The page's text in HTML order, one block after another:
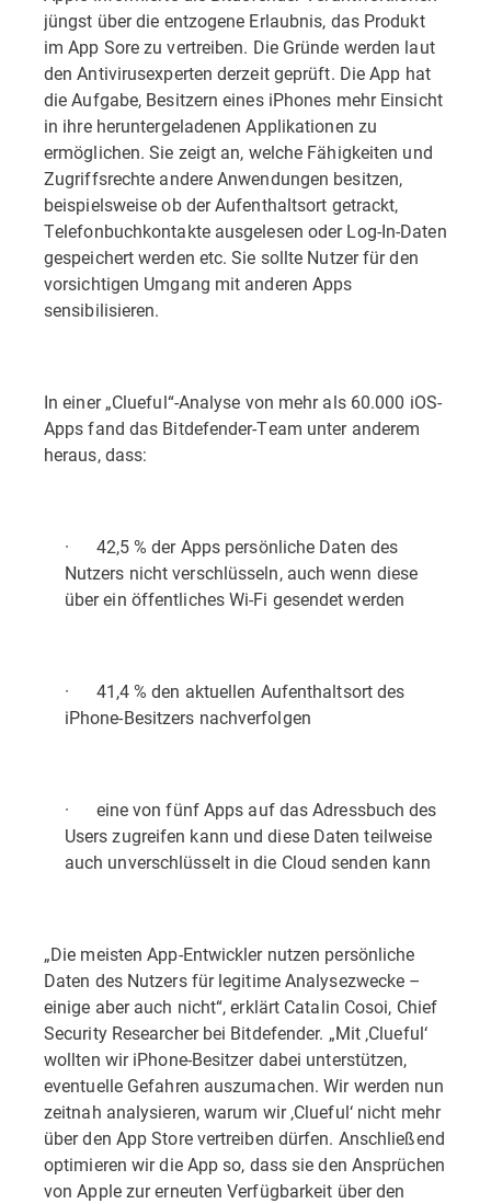
jüngst über die entzogene Erlaubnis, das Produkt
im App Sore zu vertreiben. Die Gründe werden laut
den Antivirusexperten derzeit geprüft. Die App hat
die Aufgabe, Besitzern eines iPhones mehr Einsicht
in ihre heruntergeladenen Applikationen zu
ermöglichen. Sie zeigt an, welche Fähigkeiten und
Zugriffsrechte andere Anwendungen besitzen,
beispielsweise ob der Aufenthaltsort getrackt,
Telefonbuchkontakte ausgelesen oder Log-In-Daten
gespeichert werden etc. Sie sollte Nutzer für den
vorsichtigen Umgang mit anderen Apps
sensibilisieren.
In einer „Clueful“-Analyse von mehr als 60.000 iOS-
Apps fand das Bitdefender-Team unter anderem
heraus, dass:
· 42,5 % der Apps persönliche Daten des
Nutzers nicht verschlüsseln, auch wenn diese
über ein öffentliches Wi-Fi gesendet werden
· 41,4 % den aktuellen Aufenthaltsort des
iPhone-Besitzers nachverfolgen
· eine von fünf Apps auf das Adressbuch des
Users zugreifen kann und diese Daten teilweise
auch unverschlüsselt in die Cloud senden kann
„Die meisten App-Entwickler nutzen persönliche
Daten des Nutzers für legitime Analysezwecke –
einige aber auch nicht“, erklärt Catalin Cosoi, Chief
Security Researcher bei Bitdefender. „Mit ‚Clueful‘
wollten wir iPhone-Besitzer dabei unterstützen,
eventuelle Gefahren auszumachen. Wir werden nun
zeitnah analysieren, warum wir ‚Clueful‘ nicht mehr
über den App Store vertreiben dürfen. Anschließend
optimieren wir die App so, dass sie den Ansprüchen
von Apple zur erneuten Verfügbarkeit über den